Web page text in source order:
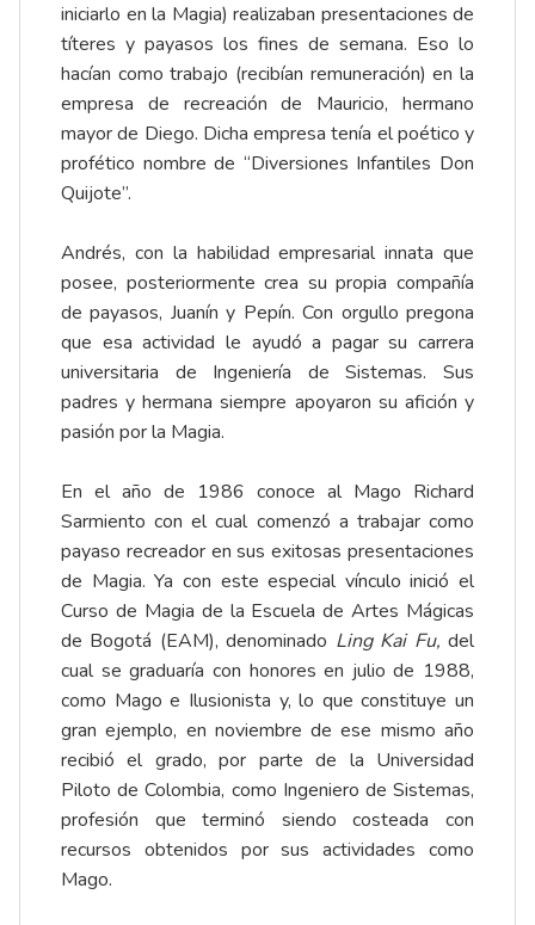
iniciarlo en la Magia) realizaban presentaciones de
títeres y payasos los fines de semana. Eso lo
hacían como trabajo (recibían remuneración) en la
empresa de recreación de Mauricio, hermano
mayor de Diego. Dicha empresa tenía el poético y
profético nombre de “Diversiones Infantiles Don
Quijote”.
Andrés, con la habilidad empresarial innata que
posee, posteriormente crea su propia compañía
de payasos, Juanín y Pepín. Con orgullo pregona
que esa actividad le ayudó a pagar su carrera
universitaria de Ingeniería de Sistemas. Sus
padres y hermana siempre apoyaron su afición y
pasión por la Magia.
En el año de 1986 conoce al Mago Richard
Sarmiento con el cual comenzó a trabajar como
payaso recreador en sus exitosas presentaciones
de Magia. Ya con este especial vínculo inició el
Curso de Magia de la Escuela de Artes Mágicas
de Bogotá (EAM), denominado Ling Kai Fu,del
cual se graduaría con honores en julio de 1988,
como Mago e Ilusionista y, lo que constituye un
gran ejemplo, en noviembre de ese mismo año
recibió el grado, por parte de la Universidad
Piloto de Colombia, como Ingeniero de Sistemas,
profesión que terminó siendo costeada con
recursos obtenidos por sus actividades como
Mago.